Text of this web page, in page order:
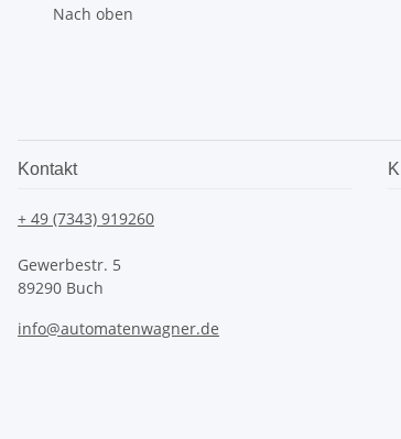
Nach oben
Kontakt
+ 49 (7343) 919260
Gewerbestr. 5
89290 Buch
info@automatenwagner.de